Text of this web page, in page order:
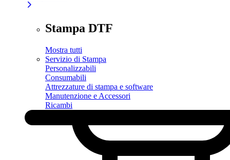
Stampa DTF
Mostra tutti
Servizio di Stampa
Personalizzabili
Consumabili
Attrezzature di stampa e software
Manutenzione e Accessori
Ricambi